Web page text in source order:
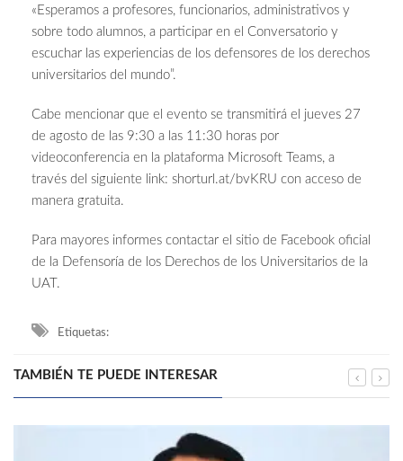
«Esperamos a profesores, funcionarios, administrativos y
sobre todo alumnos, a participar en el Conversatorio y
escuchar las experiencias de los defensores de los derechos
universitarios del mundo”.
Cabe mencionar que el evento se transmitirá el jueves 27
de agosto de las 9:30 a las 11:30 horas por
videoconferencia en la plataforma Microsoft Teams, a
través del siguiente link: shorturl.at/bvKRU con acceso de
manera gratuita.
Para mayores informes contactar el sitio de Facebook oficial
de la Defensoría de los Derechos de los Universitarios de la
UAT.
Etiquetas:
TAMBIÉN TE PUEDE INTERESAR